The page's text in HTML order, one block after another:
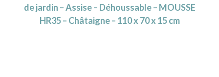
de jardin – Assise – Déhoussable – MOUSSE
HR35 – Châtaigne – 110 x 70 x 15 cm